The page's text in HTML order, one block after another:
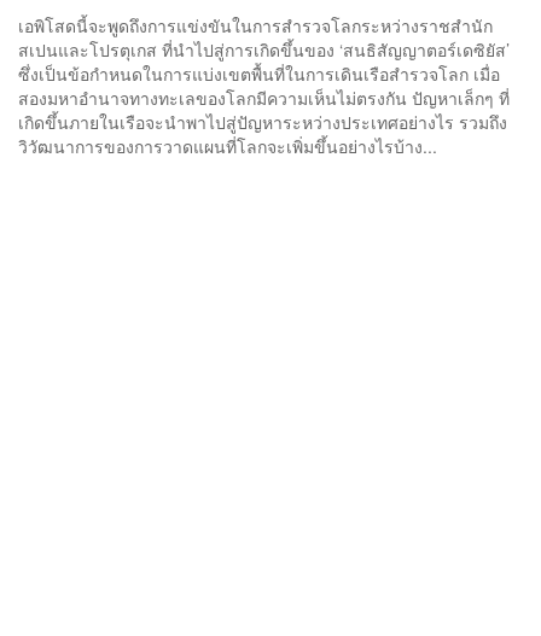
เอพิโสดนี้จะพูดถึงการแข่งขันในการสำรวจโลกระหว่างราชสำนัก
สเปนและโปรตุเกส ที่นำไปสู่การเกิดขึ้นของ ‘สนธิสัญญาตอร์เดซิยัส’
ซึ่งเป็นข้อกำหนดในการแบ่งเขตพื้นที่ในการเดินเรือสำรวจโลก เมื่อ
สองมหาอำนาจทางทะเลของโลกมีความเห็นไม่ตรงกัน ปัญหาเล็กๆ ที่
เกิดขึ้นภายในเรือจะนำพาไปสู่ปัญหาระหว่างประเทศอย่างไร รวมถึง
วิวัฒนาการของการวาดแผนที่โลกจะเพิ่มขึ้นอย่างไรบ้าง...